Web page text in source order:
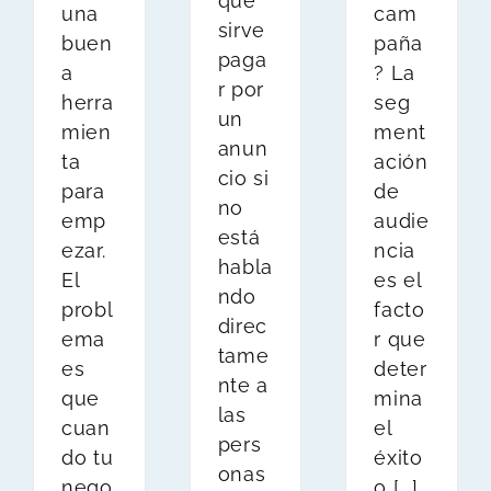
una
buen
a
herra
mien
ta
para
emp
ezar.
El
probl
ema
es
que
cuan
do tu
sirve
paga
r por
un
anun
cio si
no
está
habla
ndo
direc
tame
nte a
las
pers
onas
cam
paña
? La
seg
ment
ación
de
audie
ncia
es el
facto
r que
deter
mina
el
éxito